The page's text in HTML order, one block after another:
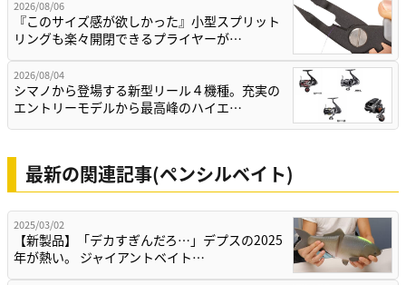
2026/08/06
『このサイズ感が欲しかった』小型スプリット
リングも楽々開閉できるプライヤーが…
2026/08/04
シマノから登場する新型リール４機種。充実の
エントリーモデルから最高峰のハイエ…
最新の関連記事(ペンシルベイト)
2025/03/02
【新製品】「デカすぎんだろ…」デプスの2025
年が熱い。 ジャイアントベイト…